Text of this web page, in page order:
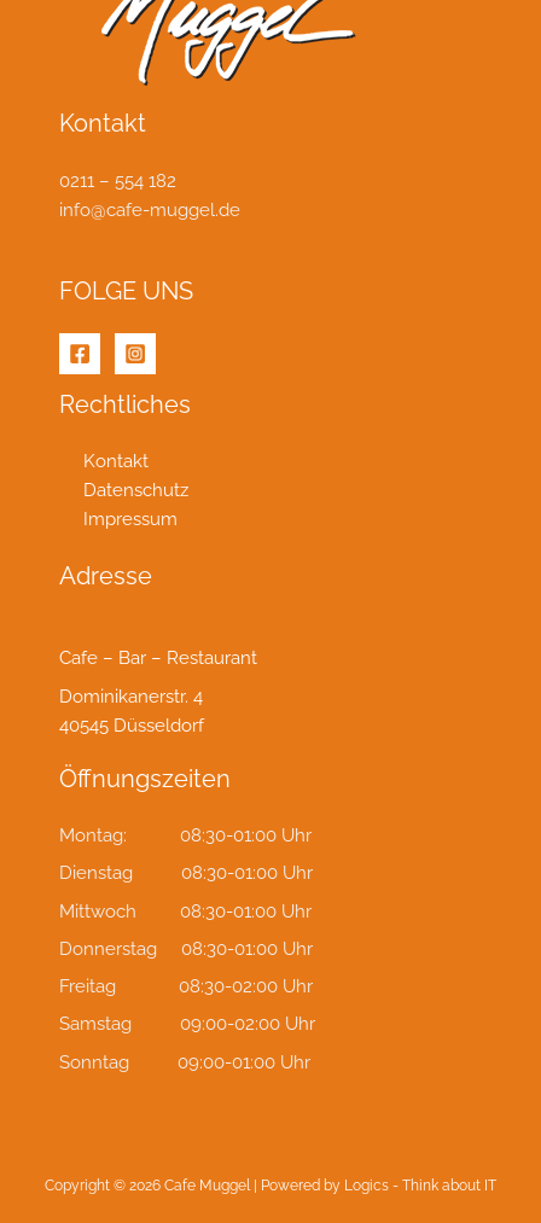
Kontakt
0211 – 554 182
info@cafe-muggel.de
FOLGE UNS
Rechtliches
Kontakt
Datenschutz
Impressum
Adresse
Cafe – Bar – Restaurant
Dominikanerstr. 4
40545 Düsseldorf
Öffnungszeiten
Montag: 08:30-01:00 Uhr
Dienstag 08:30-01:00 Uhr
Mittwoch 08:30-01:00 Uhr
Donnerstag 08:30-01:00 Uhr
Freitag 08:30-02:00 Uhr
Samstag 09:00-02:00 Uhr
Sonntag 09:00-01:00 Uhr
Copyright © 2026 Cafe Muggel | Powered by Logics - Think about IT